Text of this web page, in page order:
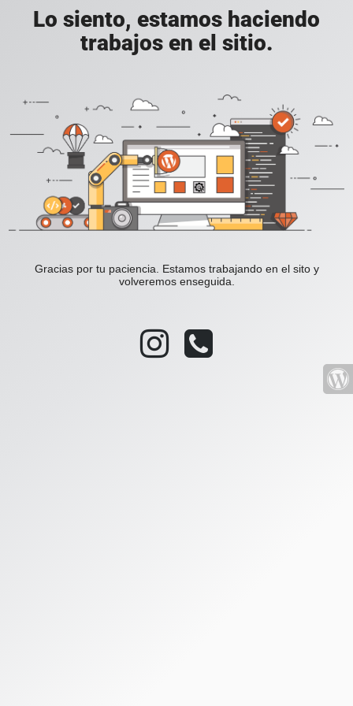
Lo siento, estamos haciendo
trabajos en el sitio.
Gracias por tu paciencia. Estamos trabajando en el sito y
volveremos enseguida.